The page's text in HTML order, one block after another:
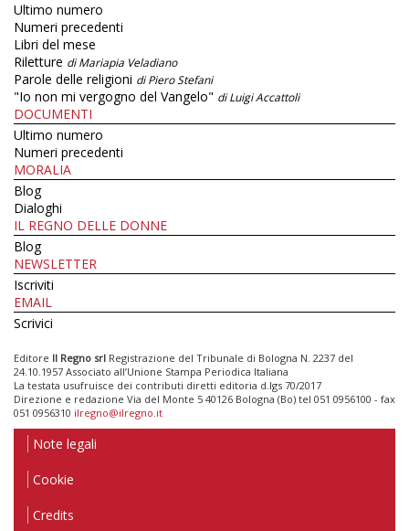
Ultimo numero
Numeri precedenti
Libri del mese
Riletture di Mariapia Veladiano
Parole delle religioni di Piero Stefani
"Io non mi vergogno del Vangelo" di Luigi Accattoli
DOCUMENTI
Ultimo numero
Numeri precedenti
MORALIA
Blog
Dialoghi
IL REGNO DELLE DONNE
Blog
NEWSLETTER
Iscriviti
EMAIL
Scrivici
Editore Il Regno srl Registrazione del Tribunale di Bologna N. 2237 del
24.10.1957 Associato all’Unione Stampa Periodica Italiana
La testata usufruisce dei contributi diretti editoria d.lgs 70/2017
Direzione e redazione Via del Monte 5 40126 Bologna (Bo) tel 051 0956100 - fax
051 0956310 ilregno@ilregno.it
Note legali
Cookie
Credits